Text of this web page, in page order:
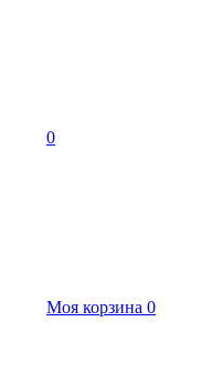
0
Моя корзина 0